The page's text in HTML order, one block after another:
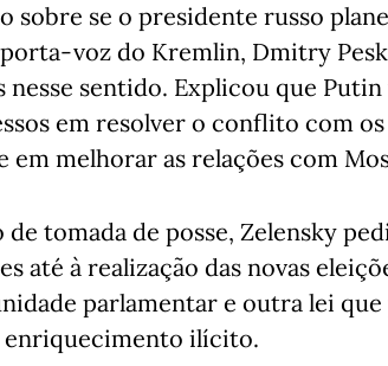
sobre se o presidente russo
voz do Kremlin, Dmitry
nesse sentido. Explicou que
em resolver o conflito com
em melhorar as relações com
tomada de posse, Zelensky
até à realização das novas
parlamentar e outra lei
enriquecimento ilícito.